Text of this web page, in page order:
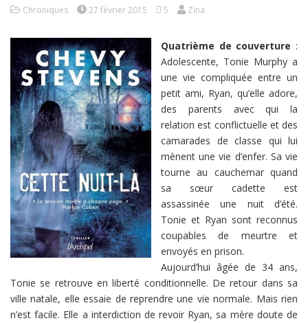
Chroniques 27 février 2015 5 Zina
Quatrième de couverture :
Adolescente, Tonie Murphy a
une vie compliquée entre un
petit ami, Ryan, qu’elle adore,
des parents avec qui la
relation est conflictuelle et des
camarades de classe qui lui
mènent une vie d’enfer. Sa vie
tourne au cauchemar quand
sa sœur cadette est
assassinée une nuit d’été.
Tonie et Ryan sont reconnus
coupables de meurtre et
envoyés en prison.
Aujourd’hui âgée de 34 ans,
Tonie se retrouve en liberté conditionnelle. De retour dans sa
ville natale, elle essaie de reprendre une vie normale. Mais rien
n’est facile. Elle a interdiction de revoir Ryan, sa mère doute de